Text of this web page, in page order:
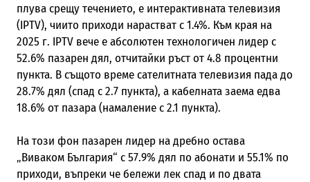
плува срещу течението, е интерактивната телевизия
(IPTV), чиито приходи нарастват с 1.4%. Към края на
2025 г. IPTV вече е абсолютен технологичен лидер с
52.6% пазарен дял, отчитайки ръст от 4.8 процентни
пункта. В същото време сателитната телевизия пада до
28.7% дял (спад с 2.7 пункта), а кабелната заема едва
18.6% от пазара (намаление с 2.1 пункта).
На този фон пазарен лидер на дребно остава
„Виваком България“ с 57.9% дял по абонати и 55.1% по
приходи, въпреки че бележи лек спад и по двата